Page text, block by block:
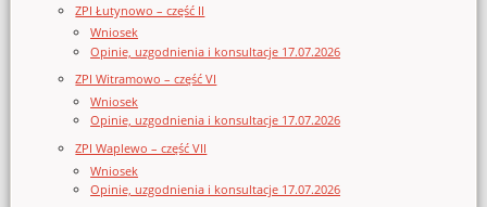
ZPI Łutynowo – część II
Wniosek
Opinie, uzgodnienia i konsultacje 17.07.2026
ZPI Witramowo – część VI
Wniosek
Opinie, uzgodnienia i konsultacje 17.07.2026
ZPI Waplewo – część VII
Wniosek
Opinie, uzgodnienia i konsultacje 17.07.2026